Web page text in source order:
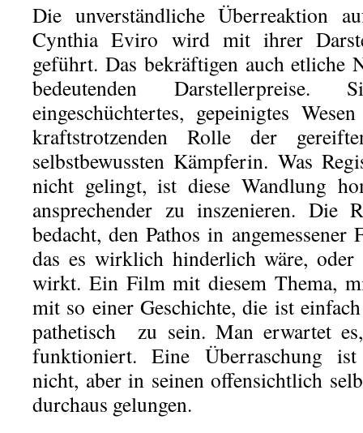
Die unverständliche Überreaktion
Cynthia Eviro wird mit ihrer
geführt. Das bekräftigen auch etliche
bedeutenden
eingeschüchtertes, gepeinigtes
kraftstrotzenden Rolle der
selbstbewussten Kämpferin. Was
nicht gelingt, ist diese Wandlung
ansprechender zu inszenieren. Die
bedacht, den Pathos in
das es wirklich hinderlich wäre, oder
wirkt. Ein Film mit diesem Thema,
mit so einer Geschichte, die ist
pathetisch zu sein. Man erwartet
funktioniert. Eine Überraschung
nicht, aber in seinen offensichtlich
durchaus gelungen.